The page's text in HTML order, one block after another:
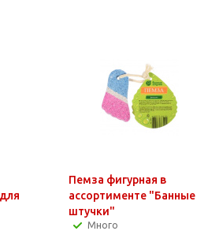
Пемза фигурная в
ассортименте "Банные
штучки"
Много